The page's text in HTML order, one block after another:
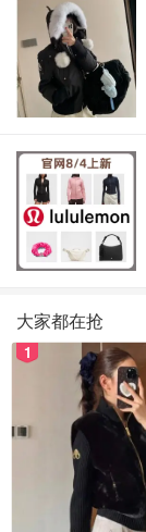
大家都在抢
1